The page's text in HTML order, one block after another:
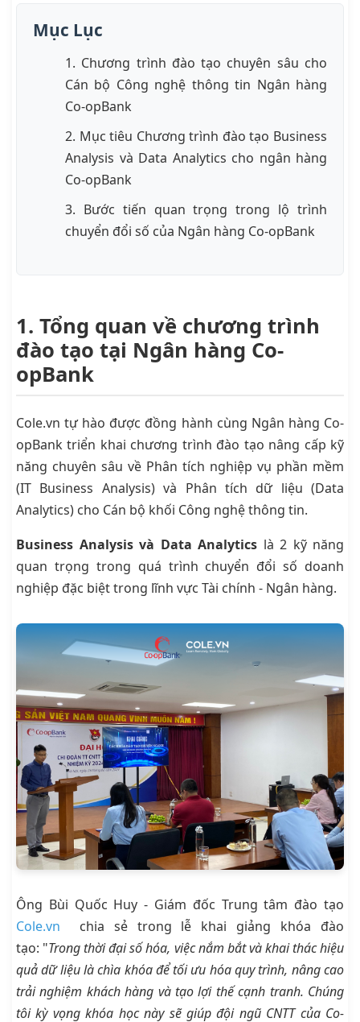
Mục Lục
1. Chương trình đào tạo chuyên sâu cho
Cán bộ Công nghệ thông tin Ngân hàng
Co-opBank
2. Mục tiêu Chương trình đào tạo Business
Analysis và Data Analytics cho ngân hàng
Co-opBank
3. Bước tiến quan trọng trong lộ trình
chuyển đổi số của Ngân hàng Co-opBank
1. Tổng quan về chương trình
đào tạo tại Ngân hàng Co-
opBank
Cole.vn tự hào được đồng hành cùng Ngân hàng Co-
opBank triển khai chương trình đào tạo nâng cấp kỹ
năng chuyên sâu về Phân tích nghiệp vụ phần mềm
(IT Business Analysis) và Phân tích dữ liệu (Data
Analytics) cho Cán bộ khối Công nghệ thông tin.
Business Analysis và Data Analytics là 2 kỹ năng
quan trọng trong quá trình chuyển đổi số doanh
nghiệp đặc biệt trong lĩnh vực Tài chính - Ngân hàng.
Ông Bùi Quốc Huy - Giám đốc Trung tâm đào tạo
Cole.vn chia sẻ trong lễ khai giảng khóa đào
tạo: "Trong thời đại số hóa, việc nắm bắt và khai thác hiệu
quả dữ liệu là chìa khóa để tối ưu hóa quy trình, nâng cao
trải nghiệm khách hàng và tạo lợi thế cạnh tranh. Chúng
tôi kỳ vọng khóa học này sẽ giúp đội ngũ CNTT của Co-